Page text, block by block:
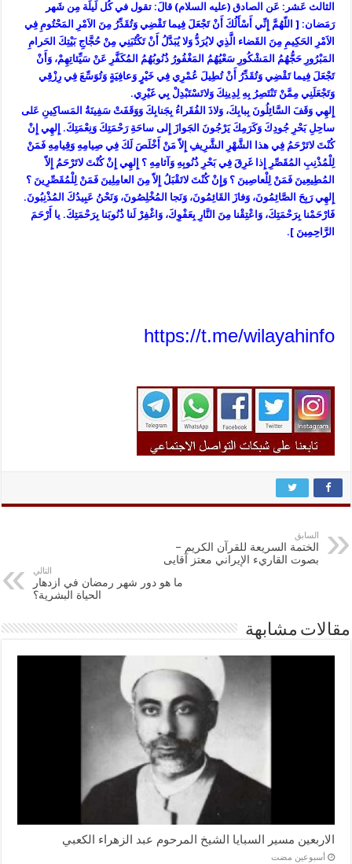
الثالث عَشر: عَن الصادق (عليه السلام) قالَ: تقول في كُل لَيلَة مِن شَهر
رَمَضان: [ اللّهُمَّ إِنِّي أَسْأَلُكَ أَنْ تَجْعَلَ فِيما تَقْضِي وَتُقَدِّرُ مِنَ الاَمْرِ المَحْتُومِ فِي
الاَمْرِ الحَكِيمِ مِنَ القَضاء الَّذِي لايُرَدُّ وَلا يُبَدَّلُ أَنْ تَكْتُبَنِي مِنْ حُجَّاجِ بَيْتِكَ الحَرامِ
المَبْرُورِ حَجُّهُمُ المَشْكُورِ سَعْيُهُمُ المَغْفُورُ ذُنُوبُهُمُ المُكَفَّرِ عَنْ سَيِّئاتِهِمْ، وَأَنْ
تَجْعَلَ فِيما تَقْضِي وَتُقَدِّرُ أَنْ تُطِيلَ عُمْرِي فِي خَيْرٍ وَعافِيَةٍ وَتُوَسِّعَ فِي رِزْقِي
وَتَجْعَلَنِي مِمَّنْ تَنْتَصِرُ بِهِ لِدِينِكَ وَلاتَسْتَبْدِلْ بِي غَيْرِي.
إِلهِي وَقَفَ السَّائِلُونَ بِبابِكَ، وَلاذَ الفُقَراءُ بِجَنابِكَ وَوَقَفَتْ سَفِينَةُ المَساكِينِ عَلى
ساحِلِ بَحْرِ جُودِكَ وَكَرَمِكَ يَرْجُونَ الجَوازَ إِلى ساحَةِ رَحْمَتِكَ وَنِعْمَتِكَ. إِلهِي إِنْ
كُنْتَ لاتَرْحَمُ فِي هذا الشَّهْرِ الشَّرِيفِ إِلاّ مَنْ أَخْلَصَ لَكَ فِي صِيامِهِ وَقِيامِهِ فَمَنْ
لِلْمُذْنِبِ المُقَصِّرِ إِذا غَرِقَ فِي بَحْرِ ذُنُوبِهِ وَآثامِهِ ؟ إِلهِي إِنْ كُنْتَ لاتَرْحَمُ إِلاّ
المُطِيعِينَ فَمَنْ لِلْعاصِينَ ؟ وَإِنْ كُنْتَ لاتَقْبَلُ إِلاّ مِنَ العامِلِينَ فَمَنْ لِلْمُقَصِّرِينَ ؟
إِلهِي رَبِحَ الصَّائِمُونَ، وَفازَ القَائِمُونَ، وَنَجا المُخْلِصُونَ، وَنَحْنُ عَبِيدُكَ المُذْنِبُونَ.
فَارْحَمْنا بِرَحْمَتِكَ، وَاعْتِقْنا مِنَ النَّارِ بِعَفْوِكَ، وَاغْفِرْ لَنا ذُنُوبَنا بِرَحْمَتِكَ. يا أَرْحَمَ
الرَّاحِمِينَ ].
https://t.me/wilayahinfo
السابق
الختمة السريعة للقرآن الكريم –
بصوت القاريء الإيراني معتز آقايى
التالي
ما هو دور شهر رمضان في ازدهار
الحياة البشرية؟
مقالات مشابهة
الاربعين مسير السبايا الشيخ المرحوم عبد الزهراء الكعبي
‏أسبوعين مضت